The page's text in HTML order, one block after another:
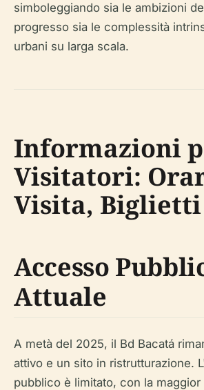
simboleggiando sia le ambizioni
progresso sia le complessità
urbani su larga scala.
Informazioni
Visitatori:
Visita,
Accesso
Attuale
A metà del 2025, il Bd Bacatá
attivo e un sito in ristrutturazione.
pubblico è limitato, con la maggior